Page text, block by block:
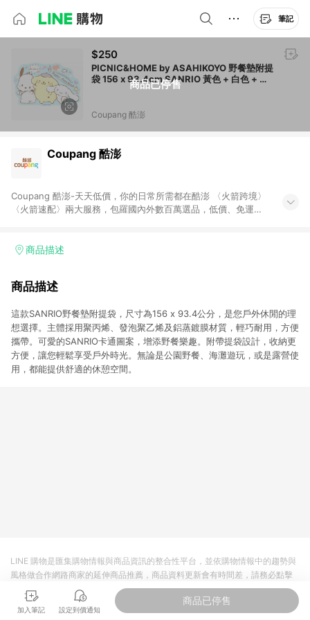
筆記
商品已停售
$250
PICNIC&HOME by ASAHIKOYO 野餐墊附提
袋 156 x 93.4cm SANRIO 黃色 + 白色 + 藍
Coupang 酷澎
Coupang 酷澎
Coupang 酷澎-天天低價，你的日常所需都在酷澎 〈火箭跨境〉
〈火箭速配〉兩大服務，包羅國內外數百萬選品，低價、免運，
加入WOW會員告別湊免運，火箭速配、火箭跨境優質選品不限金
商品描述
商品描述
這款SANRIO野餐墊附提袋，尺寸為156 x 93.4公分，是您戶外休閒的理
想選擇。主體採用聚丙烯、發泡聚乙烯及鋁蒸鍍膜材質，輕巧耐用，方便
攜帶。可愛的SANRIO卡通圖案，增添野餐樂趣。附帶提袋設計，收納更
方便，讓您輕鬆享受戶外時光。無論是公園野餐、海灘遊玩，或是露營使
用，都能提供舒適的休憩空間。
加入筆記 設定到價通知
商品已停售
LINE 購物是匯集購物情報與商品資訊的整合性平台，並依購物情報中的趨勢與
風格做合作網路商家的延伸商品推薦，商品資料更新會有時間差，請務必點擊
商品至各合作網路商家，確認現售價與購物條件，一切資訊以合作廠商網頁為
準。